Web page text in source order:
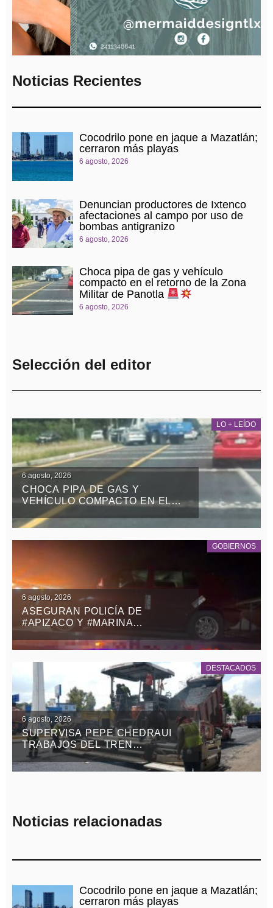
Noticias Recientes
Cocodrilo pone en jaque a Mazatlán;
cerraron más playas
6 agosto, 2026
Denuncian productores de Ixtenco
afectaciones al campo por uso de
bombas antigranizo
6 agosto, 2026
Choca pipa de gas y vehículo
compacto en el retorno de la Zona
Militar de Panotla
6 agosto, 2026
Selección del editor
LO + LEÍDO
6 agosto, 2026
CHOCA PIPA DE GAS Y
VEHÍCULO COMPACTO EN EL
RETORNO DE LA ZONA MILITAR
DE PANOTLA
GOBIERNOS
6 agosto, 2026
ASEGURAN POLICÍA DE
#APIZACO Y #MARINA
VEHÍCULO CON REPORTE DE
ROBO Y DETIENEN A UN
DESTACADOS
6 agosto, 2026
SUPERVISA PEPE CHEDRAUI
TRABAJOS DEL TREN
CAPITALINO DE PAVIMENTACIÓN
EN BULEVAR HÉROES DEL 5 DE
Noticias relacionadas
Cocodrilo pone en jaque a Mazatlán;
cerraron más playas